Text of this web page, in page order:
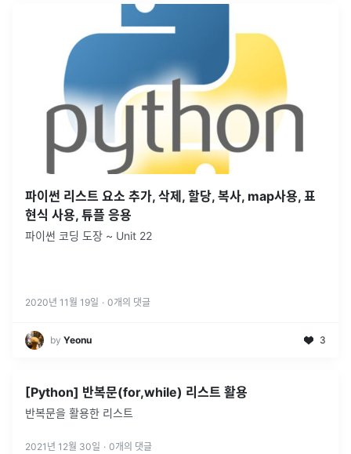
파이썬 리스트 요소 추가, 삭제, 할당, 복사, map사용, 표
현식 사용, 튜플 응용
파이썬 코딩 도장 ~ Unit 22
2020년 11월 19일 · 0개의 댓글
by Yeonu 3
[Python] 반복문(for,while) 리스트 활용
반복문을 활용한 리스트
2021년 12월 30일 · 0개의 댓글